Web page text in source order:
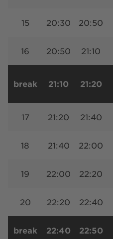
15 20:30 20:50
16 20:50 21:10
break 21:10 21:20
17 21:20 21:40
18 21:40 22:00
19 22:00 22:20
20 22:20 22:40
break 22:40 22:50